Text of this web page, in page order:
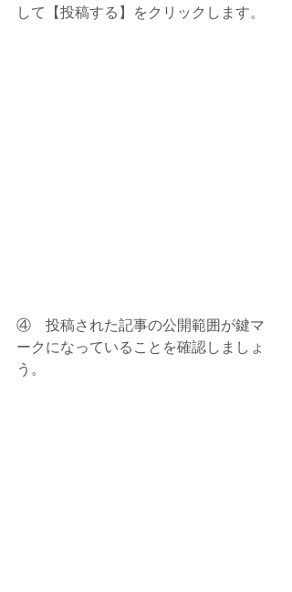
して【投稿する】をクリックします。
④　投稿された記事の公開範囲が鍵マ
ークになっていることを確認しましょ
う。